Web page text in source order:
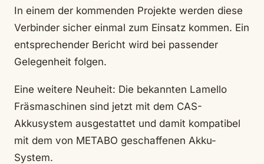
In einem der kommenden Projekte werden diese
Verbinder sicher einmal zum Einsatz kommen. Ein
entsprechender Bericht wird bei passender
Gelegenheit folgen.
Eine weitere Neuheit: Die bekannten Lamello
Fräsmaschinen sind jetzt mit dem CAS-
Akkusystem ausgestattet und damit kompatibel
mit dem von METABO geschaffenen Akku-
System.